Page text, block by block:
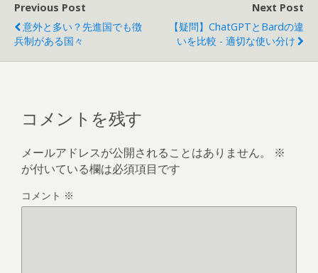
Previous Post
意外と多い？先進国でも徴
兵制がある国々
Next Post
【疑問】ChatGPTとBardの違
いを比較 - 適切な使い分け
コメントを残す
メールアドレスが公開されることはありません。
※
が付いている欄は必須項目です
コメント ※